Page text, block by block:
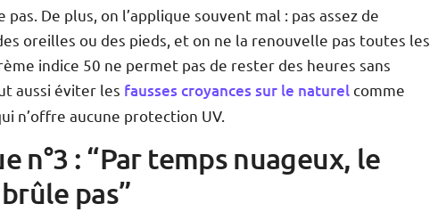
pas. De plus, on l’applique souvent mal : pas assez de
oreilles ou des pieds, et on ne la renouvelle pas toutes les
indice 50 ne permet pas de rester des heures sans
aussi éviter les fausses croyances sur le naturelcomme
n’offre aucune protection UV.
n°3 : “Par temps nuageux, le
pas”